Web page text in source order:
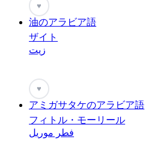
♥
油のアラビア語
ザイト
زيت
♥
アミガサタケのアラビア語
フィトル・モーリール
فطر موريل